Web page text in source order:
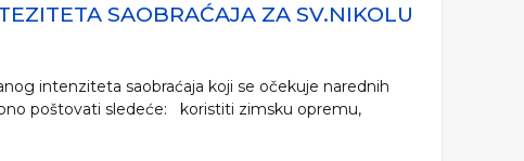
SAOBRAĆAJA ZA SV.NIKOLU
intenziteta saobraćaja koji se očekuje narednih
poštovati sledeće: koristiti zimsku opremu,